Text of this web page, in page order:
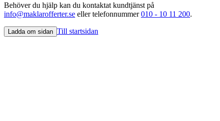
Behöver du hjälp kan du kontaktat kundtjänst på
info@maklarofferter.se eller telefonnummer010 - 10 11 200.
Ladda om sidan Till startsidan